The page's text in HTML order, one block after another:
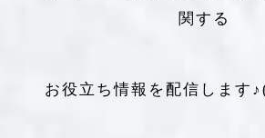
関する
お役立ち情報を配信します